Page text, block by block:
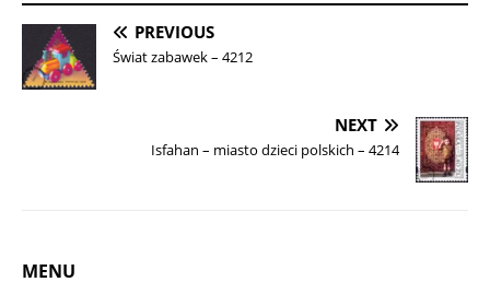
PREVIOUS
Świat zabawek – 4212
NEXT
Isfahan – miasto dzieci polskich – 4214
MENU